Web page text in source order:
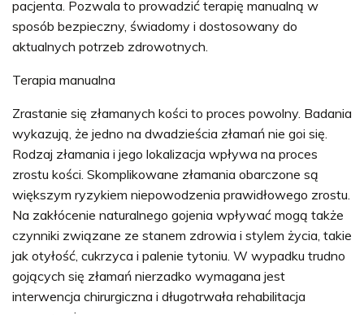
pacjenta. Pozwala to prowadzić terapię manualną w
sposób bezpieczny, świadomy i dostosowany do
aktualnych potrzeb zdrowotnych.
Terapia manualna
Zrastanie się złamanych kości to proces powolny. Badania
wykazują, że jedno na dwadzieścia złamań nie goi się.
Rodzaj złamania i jego lokalizacja wpływa na proces
zrostu kości. Skomplikowane złamania obarczone są
większym ryzykiem niepowodzenia prawidłowego zrostu.
Na zakłócenie naturalnego gojenia wpływać mogą także
czynniki związane ze stanem zdrowia i stylem życia, takie
jak otyłość, cukrzyca i palenie tytoniu. W wypadku trudno
gojących się złamań nierzadko wymagana jest
interwencja chirurgiczna i długotrwała rehabilitacja